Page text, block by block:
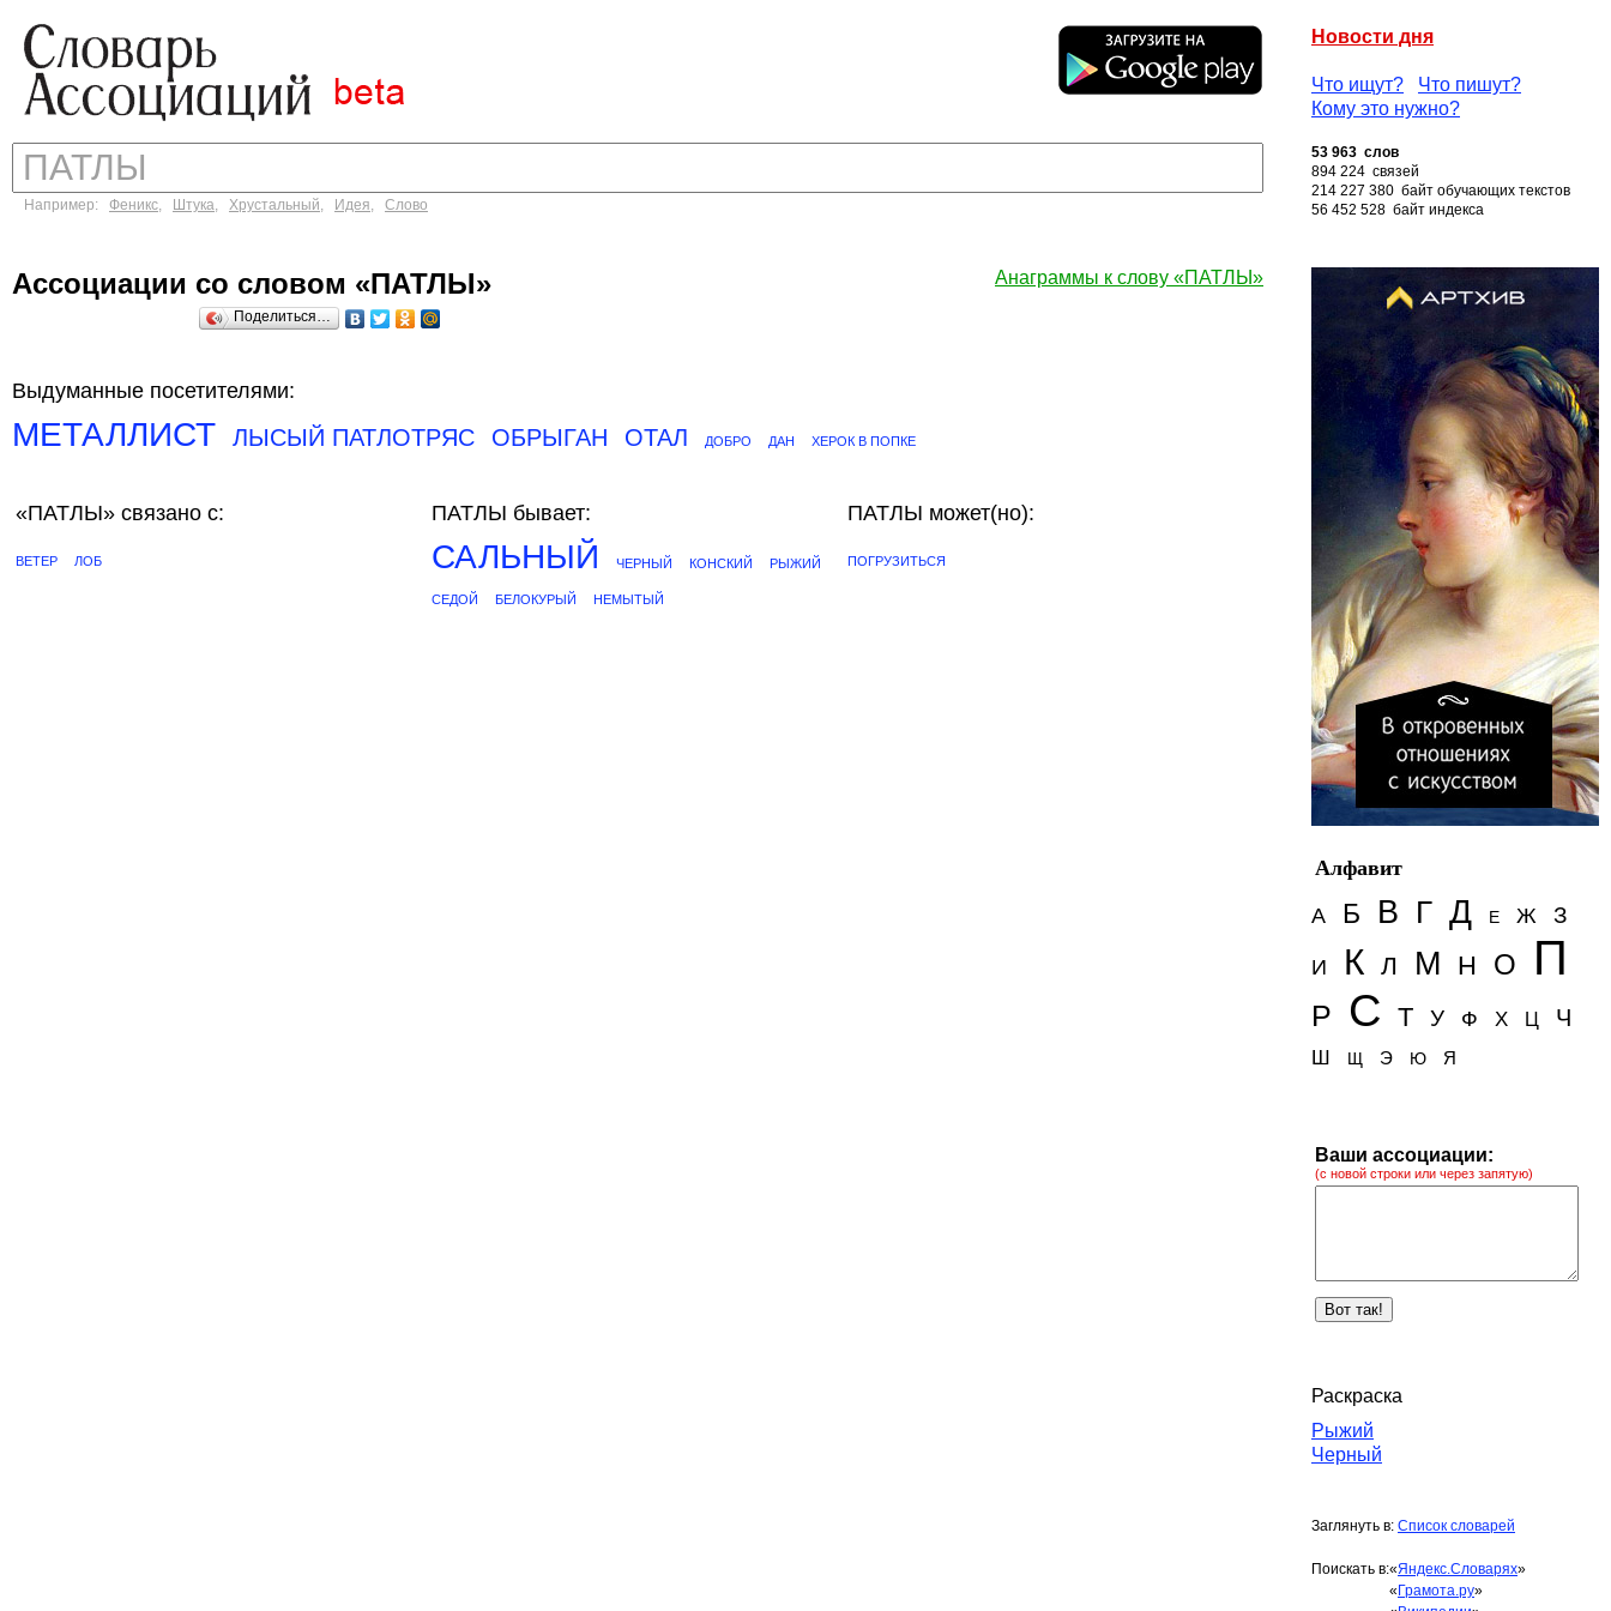
Новости дня
Что ищут?
Что пишут?
Кому это нужно?
Например: Феникс, Штука, Хрустальный, Идея, Слово
53 963 слов
894 224 связей
214 227 380 байт обучающих текстов
56 452 528 байт индекса
Анаграммы к слову «ПАТЛЫ»
Ассоциации со словом «ПАТЛЫ»
Поделиться…
Выдуманные посетителями:
МЕТАЛЛИСТ ЛЫСЫЙ ПАТЛОТРЯС ОБРЫГАН ОТАЛ ДОБРО ДАН ХЕРОК В ПОПКЕ
«ПАТЛЫ» связано с:
ВЕТЕР ЛОБ
ПАТЛЫ бывает:
САЛЬНЫЙ ЧЕРНЫЙ КОНСКИЙ РЫЖИЙ
СЕДОЙ БЕЛОКУРЫЙ НЕМЫТЫЙ
ПАТЛЫ может(но):
ПОГРУЗИТЬСЯ
Алфавит
А
Б В Г Д Е Ж З
И К Л М Н О П
Р С Т У Ф Х Ц Ч
Ш Щ Э Ю Я
Ваши ассоциации:
(с новой строки или через запятую)
Раскраска
Рыжий
Черный
Заглянуть в: Список словарей
Поискать в:«Яндекс.Словарях»
« Грамота.ру»